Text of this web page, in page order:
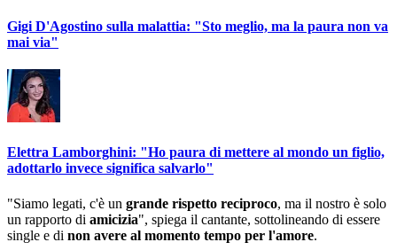
Gigi D'Agostino sulla malattia: "Sto meglio, ma la paura non va
mai via"
Elettra Lamborghini: "Ho paura di mettere al mondo un figlio,
adottarlo invece significa salvarlo"
"Siamo legati, c'è un grande rispetto reciproco, ma il nostro è solo
un rapporto di amicizia", spiega il cantante, sottolineando di essere
single e di non avere al momento tempo per l'amore.